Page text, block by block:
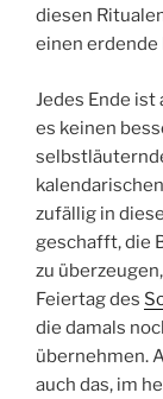
diesen
einen erdende
Jedes Ende
es keinen
zufällig in
geschafft, die
zu
Feiertag des
die damals
übernehmen.
auch das, im